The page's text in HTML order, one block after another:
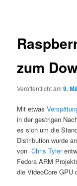
zum
Veröffentlicht am9.
Mit etwas
in der gestrigen
es sich um die
Distribution wurde
vonChris Tyler
Fedora ARM
die VideoCore GPU